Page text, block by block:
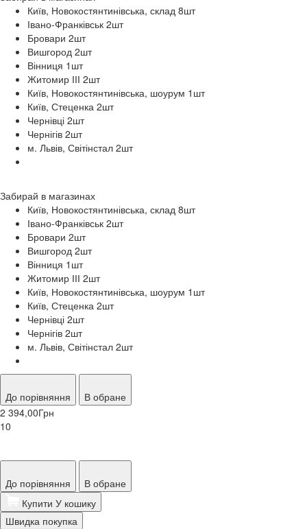
Київ, Новокостянтинівська, склад 8шт
Івано-Франківськ 2шт
Бровари 2шт
Вишгород 2шт
Вінниця 1 шт
Житомир ІІІ 2шт
Київ, Новокостянтинівська, шоурум 1 шт
Київ, Стеценка 2шт
Чернівці 2шт
Чернігів 2шт
м. Львів, Світінстал 2шт
Забирай в магазинах
Київ, Новокостянтинівська, склад 8шт
Івано-Франківськ 2шт
Бровари 2шт
Вишгород 2шт
Вінниця 1 шт
Житомир ІІІ 2шт
Київ, Новокостянтинівська, шоурум 1 шт
Київ, Стеценка 2шт
Чернівці 2шт
Чернігів 2шт
м. Львів, Світінстал 2шт
До порівняння
В обране
2 394,00Грн
10
До порівняння
В обране
Купити У кошику
Швидка покупка